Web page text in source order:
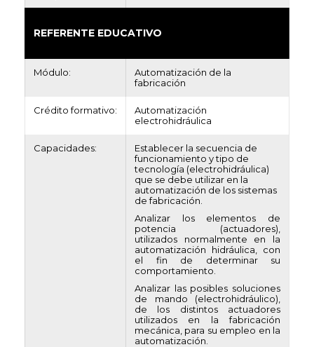
REFERENTE EDUCATIVO
Módulo:
Automatización de la
fabricación
Crédito formativo:
Automatización
electrohidráulica
Capacidades:
Establecer la secuencia de
funcionamiento y tipo de
tecnología (electrohidráulica)
que se debe utilizar en la
automatización de los sistemas
de fabricación.
Analizar los elementos de
potencia (actuadores),
utilizados normalmente en la
automatización hidráulica, con
el fin de determinar su
comportamiento.
Analizar las posibles soluciones
de mando (electrohidráulico),
de los distintos actuadores
utilizados en la fabricación
mecánica, para su empleo en la
automatización.